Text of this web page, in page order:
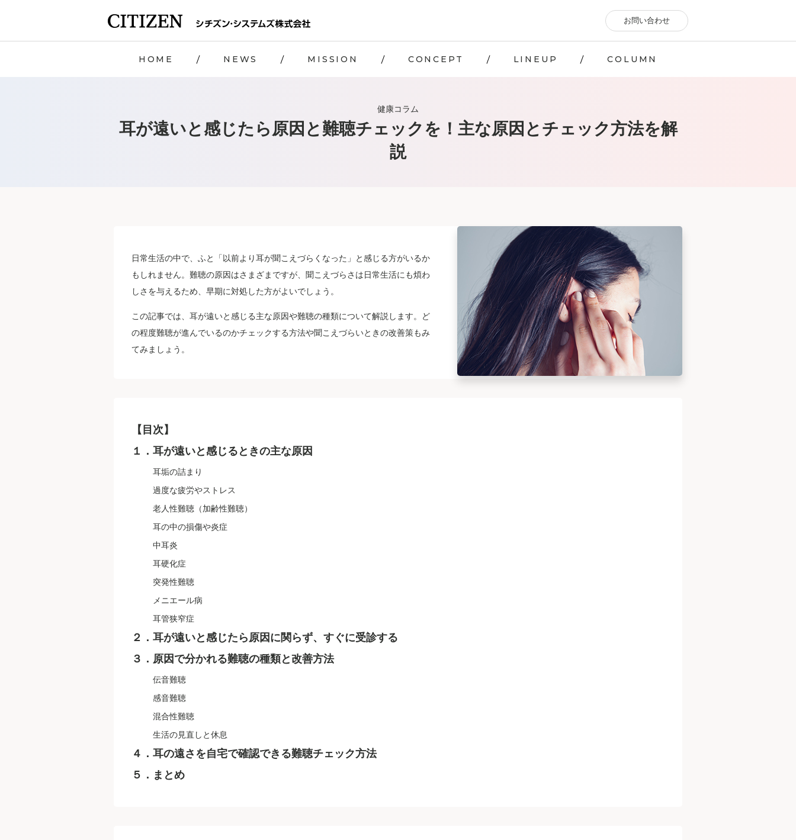
お問い合わせ
HOME NEWS MISSION CONCEPT LINEUP COLUMN
健康コラム
耳が遠いと感じたら原因と難聴チェックを！主な原因とチェック方法を解
説
日常生活の中で、ふと「以前より耳が聞こえづらくなった」と感じる方がいるか
もしれません。難聴の原因はさまざまですが、聞こえづらさは日常生活にも煩わ
しさを与えるため、早期に対処した方がよいでしょう。
この記事では、耳が遠いと感じる主な原因や難聴の種類について解説します。ど
の程度難聴が進んでいるのかチェックする方法や聞こえづらいときの改善策もみ
てみましょう。
【目次】
１．耳が遠いと感じるときの主な原因
耳垢の詰まり
過度な疲労やストレス
老人性難聴（加齢性難聴）
耳の中の損傷や炎症
中耳炎
耳硬化症
突発性難聴
メニエール病
耳管狭窄症
２．耳が遠いと感じたら原因に関らず、すぐに受診する
３．原因で分かれる難聴の種類と改善方法
伝音難聴
感音難聴
混合性難聴
生活の見直しと休息
４．耳の遠さを自宅で確認できる難聴チェック方法
５．まとめ